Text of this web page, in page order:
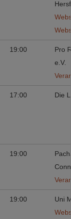
19:00
Pro
e.V.
17:00 Die
19:00
19:00
Uni